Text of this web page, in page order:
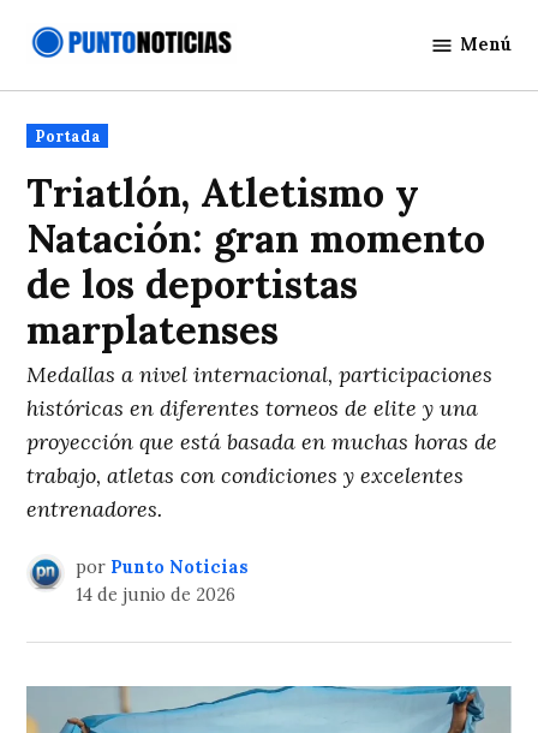
Noticias
Menú
Publicado
en
Portada
Triatlón, Atletismo y
Natación: gran momento
de los deportistas
marplatenses
Medallas a nivel internacional, participaciones
históricas en diferentes torneos de elite y una
proyección que está basada en muchas horas de
trabajo, atletas con condiciones y excelentes
entrenadores.
por Punto Noticias
14 de junio de 2026